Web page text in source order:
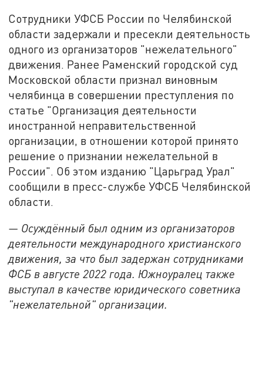
Сотрудники УФСБ России по Челябинской
области задержали и пресекли деятельность
одного из организаторов "нежелательного"
движения. Ранее Раменский городской суд
Московской области признал виновным
челябинца в совершении преступления по
статье "Организация деятельности
иностранной неправительственной
организации, в отношении которой принято
решение о признании нежелательной в
России". Об этом изданию "Царьград Урал"
сообщили в пресс-службе УФСБ Челябинской
области.
— Осуждённый был одним из организаторов
деятельности международного христианского
движения, за что был задержан сотрудниками
ФСБ в августе 2022 года. Южноуралец также
выступал в качестве юридического советника
"нежелательной" организации.